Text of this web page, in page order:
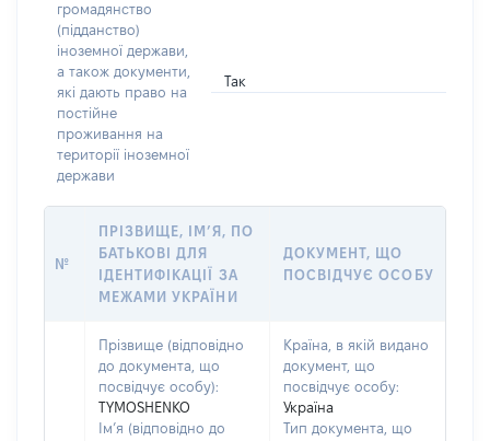
громадянство
(підданство)
іноземної держави,
а також документи,
які дають право на
постійне
проживання на
території іноземної
держави
Так
№
ПРІЗВИЩЕ, ІМ’Я, ПО
БАТЬКОВІ ДЛЯ
ІДЕНТИФІКАЦІЇ ЗА
МЕЖАМИ УКРАЇНИ
ДОКУМЕНТ, ЩО
ПОСВІДЧУЄ ОСОБУ
Прізвище (відповідно
до документа, що
посвідчує особу):
TYMOSHENKO
Ім’я (відповідно до
Країна, в якій видано
документ, що
посвідчує особу:
Україна
Тип документа, що